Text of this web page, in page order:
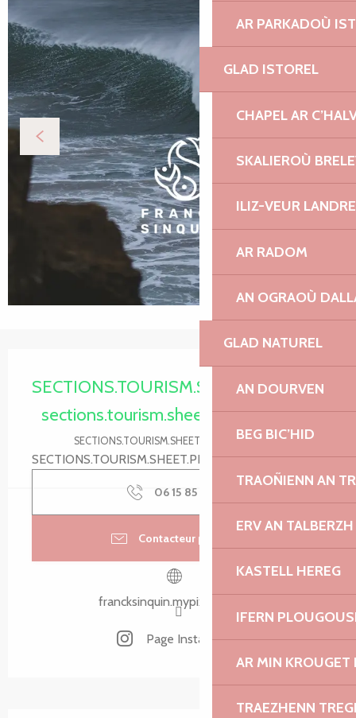
AR PARKADOÙ
GLAD ISTOREL
CHAPEL AR
SKALIEROÙ
ILIZ-VEUR
AR RADOM
AN OGRAOÙ
GLAD NATUREL
AN DOURVEN
BEG BIC’HID
TRAOÑIENN AN
ERV AN TALBERZH
KASTELL HEREG
IFERN
AR MIN KROUGET
TRAEZHENN
sections.tourism.sheet.periods.today
SECTIONS.TOURISM.SHEET.PERIODS.DETAILS
SECTIONS.TOURISM.SHEET.PERIODS.UNGUARANTEED
06 15 85 21
Contacteur par email
francksinquin.mypixieset.com
Page Instagram